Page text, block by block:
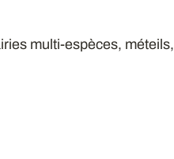
multi-espèces, méteils,